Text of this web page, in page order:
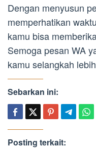
Dengan menyusun
memperhatikan
kamu bisa
Semoga pesan WA
kamu selangkah
Sebarkan ini:
Posting terkait: